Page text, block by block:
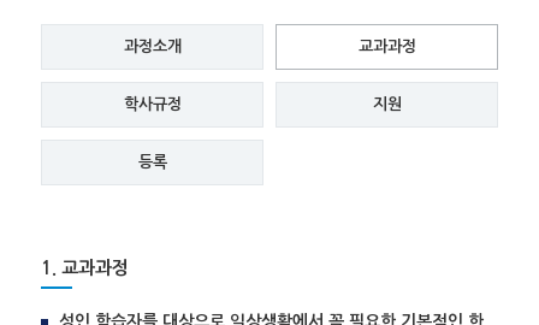
과정소개 교과과정
학사규정 지원
등록
1. 교과과정
성인 학습자를 대상으로 일상생활에서 꼭 필요한 기본적인 한